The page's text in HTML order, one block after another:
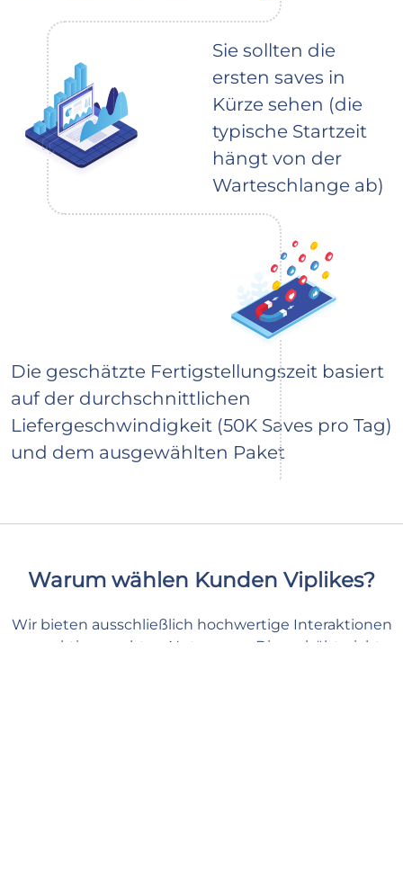
Sie sollten die
ersten saves in
Kürze sehen (die
typische Startzeit
hängt von der
Warteschlange ab)
Die geschätzte Fertigstellungszeit basiert
auf der durchschnittlichen
Liefergeschwindigkeit (50K Saves pro Tag)
und dem ausgewählten Paket
Warum wählen Kunden Viplikes?
Wir bieten ausschließlich hochwertige Interaktionen
von aktiven, echten Nutzern an. Dies erhöht nicht